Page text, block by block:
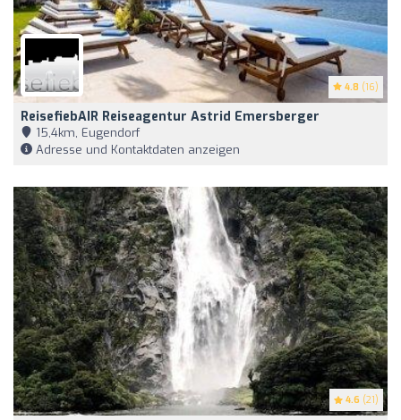
4.8 (16)
ReisefiebAIR Reiseagentur Astrid Emersberger
15,4km, Eugendorf
Adresse und Kontaktdaten anzeigen
4.6 (21)